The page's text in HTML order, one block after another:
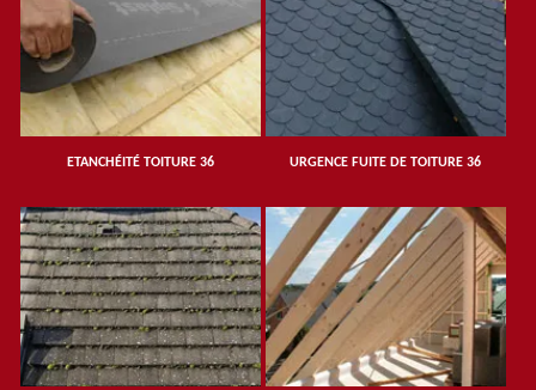
ETANCHÉITÉ TOITURE 36 URGENCE FUITE DE TOITURE 36